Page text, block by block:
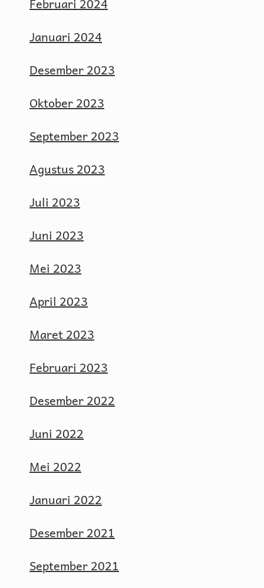
Januari 2024
Desember 2023
Oktober 2023
September 2023
Agustus 2023
Juli 2023
Juni 2023
Mei 2023
April 2023
Maret 2023
Februari 2023
Desember 2022
Juni 2022
Mei 2022
Januari 2022
Desember 2021
September 2021